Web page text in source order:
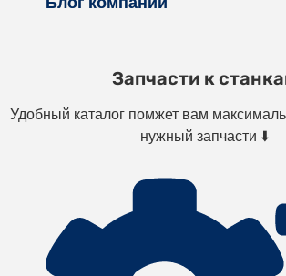
Запчасти к
Удобный каталог помжет вам
нужный запчасти ⬇️